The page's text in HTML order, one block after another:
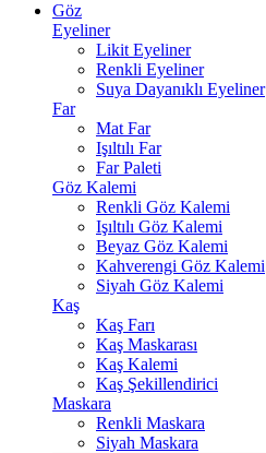
Göz
Eyeliner
Likit Eyeliner
Renkli Eyeliner
Suya Dayanıklı Eyeliner
Far
Mat Far
Işıltılı Far
Far Paleti
Göz Kalemi
Renkli Göz Kalemi
Işıltılı Göz Kalemi
Beyaz Göz Kalemi
Kahverengi Göz Kalemi
Siyah Göz Kalemi
Kaş
Kaş Farı
Kaş Maskarası
Kaş Kalemi
Kaş Şekillendirici
Maskara
Renkli Maskara
Siyah Maskara